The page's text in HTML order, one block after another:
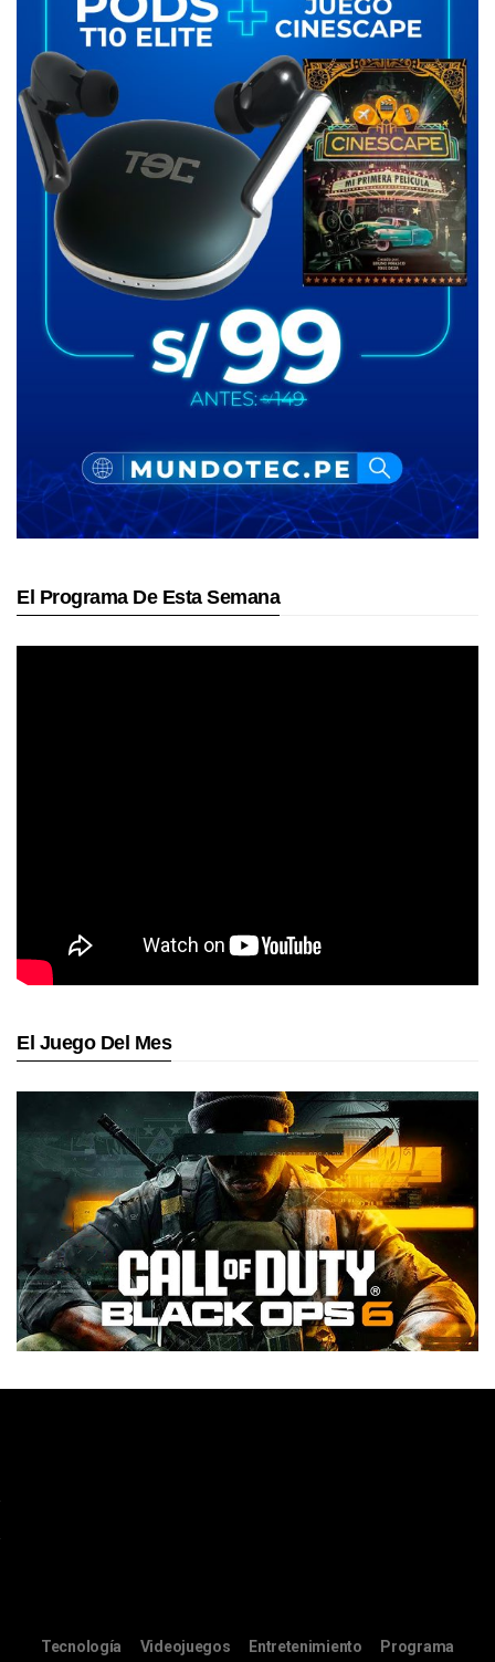
El Programa De Esta Semana
El Juego Del Mes
Tecnología Videojuegos Entretenimiento Programa